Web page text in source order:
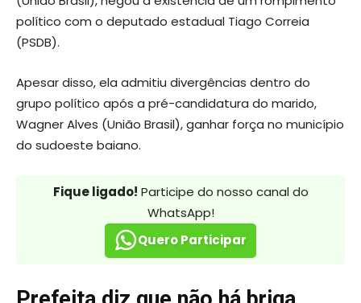
político com o deputado estadual Tiago Correia
(PSDB).
Apesar disso, ela admitiu divergências dentro do
grupo político após a pré-candidatura do marido,
Wagner Alves (União Brasil), ganhar força no município
do sudoeste baiano.
Fique ligado! Participe do nosso canal do
WhatsApp!
Quero Participar